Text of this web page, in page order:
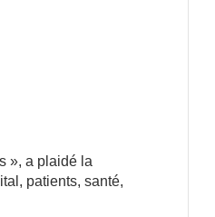
», a plaidé la
patients, santé,